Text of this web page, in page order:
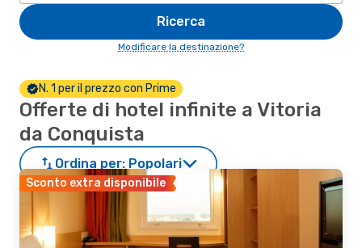
Ricerca
Modificare la destinazione?
N. 1 per il prezzo con Prime
Offerte di hotel infinite a Vitoria
da Conquista
Ordina per: Popolari
Sconto extra disponibile